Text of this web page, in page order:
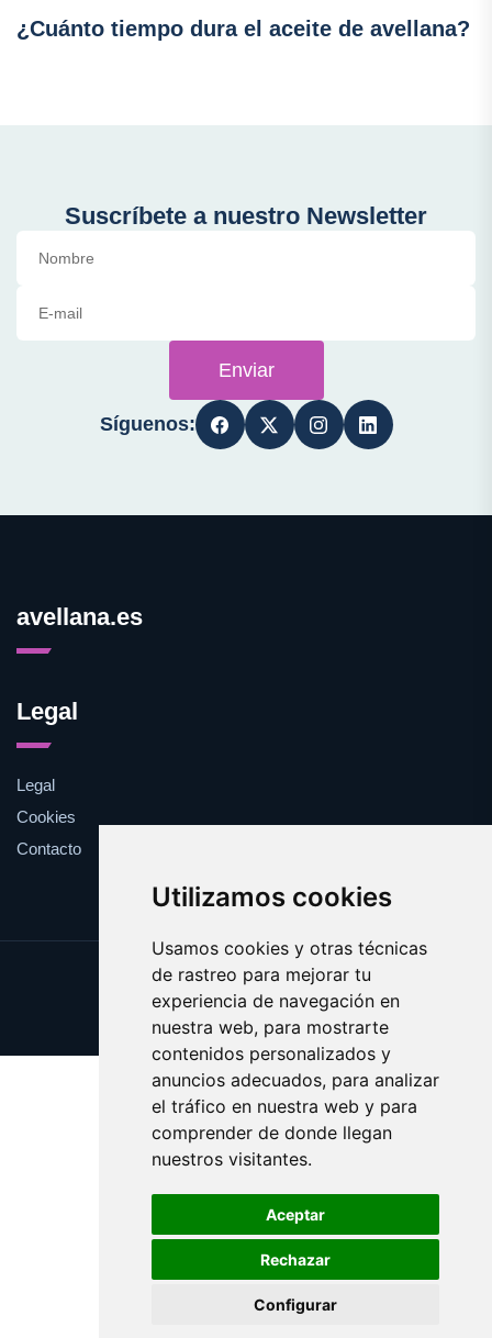
Utilizamos cookies
Usamos cookies y otras técnicas
de rastreo para mejorar tu
experiencia de navegación en
nuestra web, para mostrarte
contenidos personalizados y
anuncios adecuados, para analizar
el tráfico en nuestra web y para
comprender de donde llegan
nuestros visitantes.
Aceptar
Rechazar
Configurar
¿Cuánto tiempo dura el aceite de avellana?
Suscríbete a nuestro Newsletter
Enviar
Síguenos:
avellana.es
Legal
Legal
Cookies
Contacto
Update cookies preferences
Copyright © 2025 avellana.es